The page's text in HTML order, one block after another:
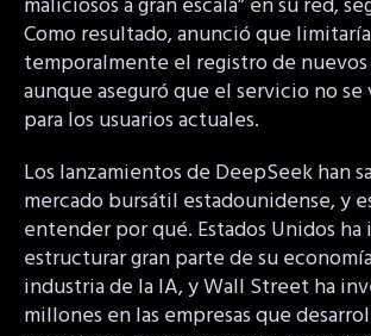
Como resultado, anunció que limitaría
temporalmente el registro de nuevos
aunque aseguró que el servicio no
para los usuarios actuales.
Los lanzamientos de DeepSeek han
mercado bursátil estadounidense, y
entender por qué. Estados Unidos
estructurar gran parte de su
industria de la IA, y Wall Street ha
millones en las empresas que